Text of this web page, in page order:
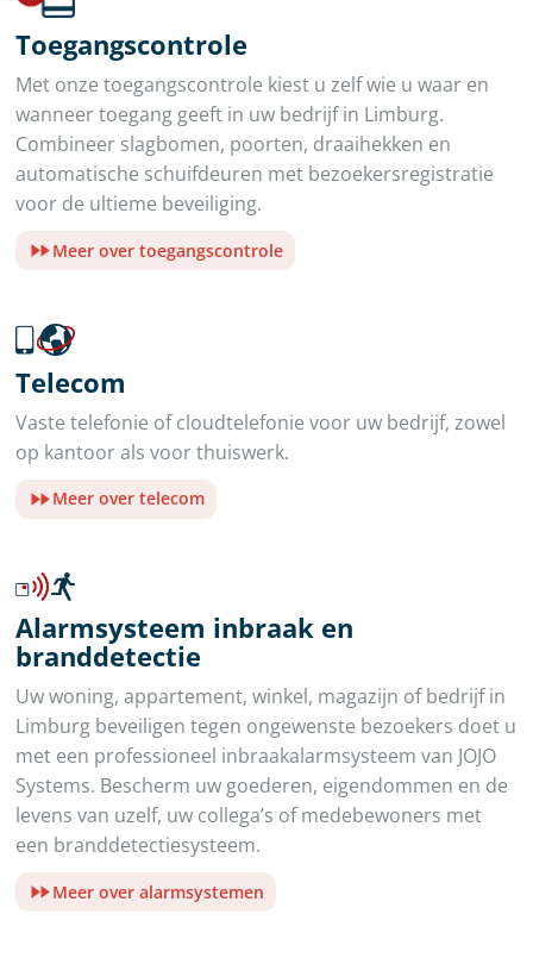
Toegangscontrole
Met onze toegangscontrole kiest u zelf wie u waar en
wanneer toegang geeft in uw bedrijf in Limburg.
Combineer slagbomen, poorten, draaihekken en
automatische schuifdeuren met bezoekersregistratie
voor de ultieme beveiliging.
Meer over toegangscontrole
Telecom
Vaste telefonie of cloudtelefonie voor uw bedrijf, zowel
op kantoor als voor thuiswerk.
Meer over telecom
Alarmsysteem inbraak en
branddetectie
Uw woning, appartement, winkel, magazijn of bedrijf in
Limburg beveiligen tegen ongewenste bezoekers doet u
met een professioneel inbraakalarmsysteem van JOJO
Systems. Bescherm uw goederen, eigendommen en de
levens van uzelf, uw collega’s of medebewoners met
een branddetectiesysteem.
Meer over alarmsystemen